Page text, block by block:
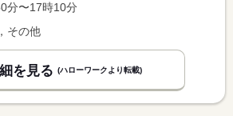
分〜17時10分
その他
を見る (ハローワークより転載)